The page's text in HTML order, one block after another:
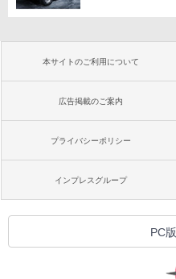
本サイトのご利用について
広告掲載のご案内
プライバシーポリシー
インプレスグループ
PC